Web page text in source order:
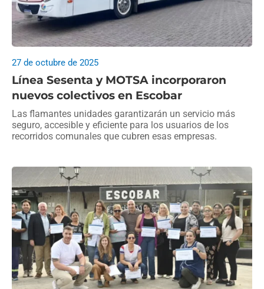
Línea Sesenta y MOTSA incorporaron
nuevos colectivos en Escobar
27 de octubre de 2025
Las flamantes unidades garantizarán un servicio más
seguro, accesible y eficiente para los usuarios de los
recorridos comunales que cubren esas empresas.